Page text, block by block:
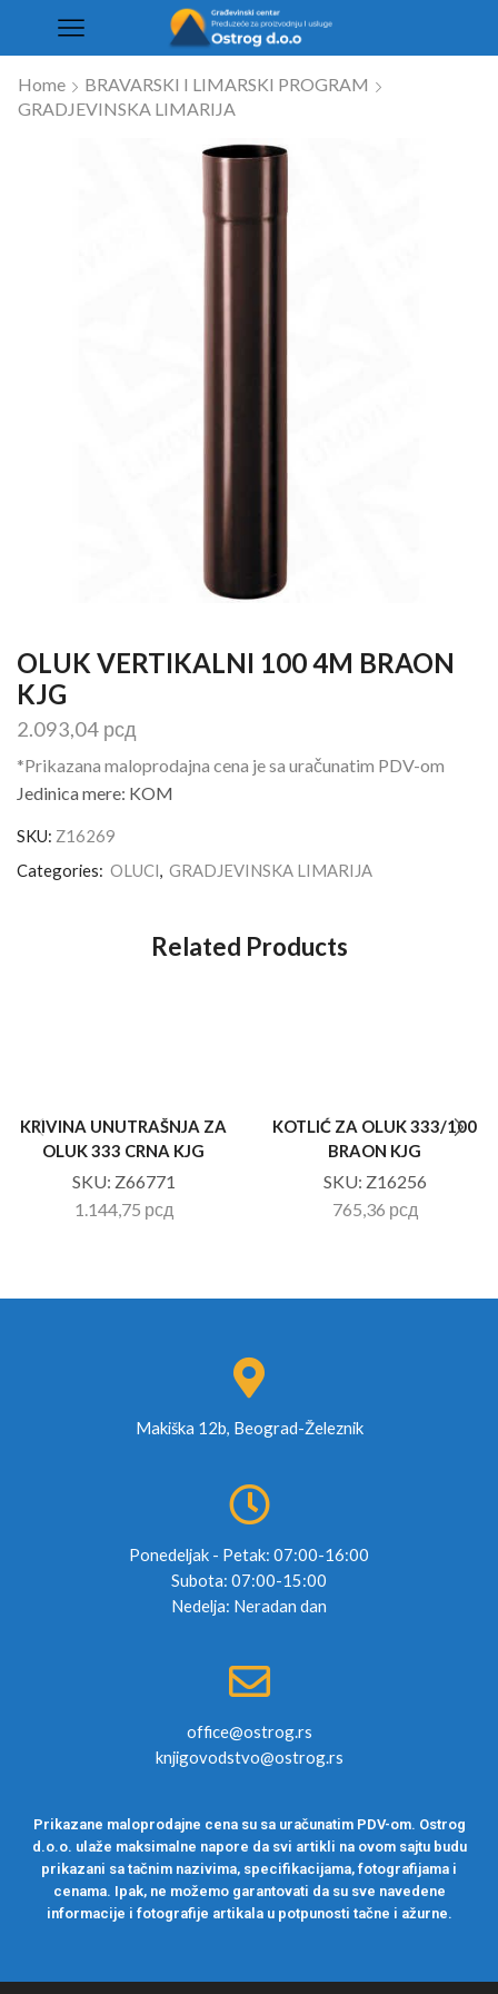
Home
BRAVARSKI I LIMARSKI PROGRAM
GRADJEVINSKA LIMARIJA
OLUK VERTIKALNI 100 4M BRAON
KJG
2.093,04 рсд
*Prikazana maloprodajna cena je sa uračunatim PDV-om
Jedinica mere: KOM
SKU: Z16269
Categories: OLUCI, GRADJEVINSKA LIMARIJA
Related Products
KRIVINA UNUTRAŠNJA ZA
OLUK 333 CRNA KJG
SKU: Z66771
1.144,75 рсд
KOTLIĆ ZA OLUK 333/100
BRAON KJG
SKU: Z16256
765,36 рсд
Makiška 12b, Beograd-Železnik
Ponedeljak - Petak: 07:00-16:00
Subota: 07:00-15:00
Nedelja: Neradan dan
office@ostrog.rs
knjigovodstvo@ostrog.rs
Prikazane maloprodajne cena su sa uračunatim PDV-om. Ostrog
d.o.o. ulaže maksimalne napore da svi artikli na ovom sajtu budu
prikazani sa tačnim nazivima, specifikacijama, fotografijama i
cenama. Ipak, ne možemo garantovati da su sve navedene
informacije i fotografije artikala u potpunosti tačne i ažurne.